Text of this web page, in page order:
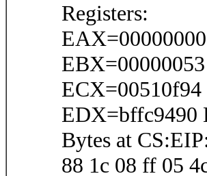
Registers:
EDX=bffc9490
Bytes at
88 1c 08 ff 05